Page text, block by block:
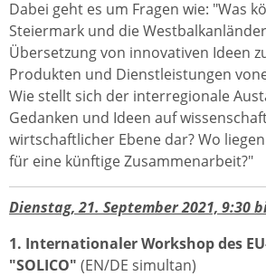
Dabei geht es um Fragen wie: "Was
Steiermark und die
Übersetzung von innovativen Ideen
Produkten und Dienstleistungen
Wie stellt sich der interregionale
Gedanken und Ideen auf
wirtschaftlicher Ebene dar? Wo
für eine künftige Zusammenarbeit?"
Dienstag, 21. September 2021, 9:30
1. Internationaler Workshop des
"SOLICO" (EN/DE simultan)